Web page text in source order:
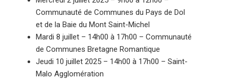
Communauté de Communes du Pays de Dol
et de la Baie du Mont Saint-Michel
Mardi 8 juillet – 14h00 à 17h00 – Communauté
de Communes Bretagne Romantique
Jeudi 10 juillet 2025 – 14h00 à 17h00 – Saint-
Malo Agglomération